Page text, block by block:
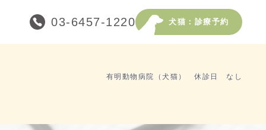
03-6457-1220 犬猫：診療予約
有明動物病院（犬猫） 休診日 なし